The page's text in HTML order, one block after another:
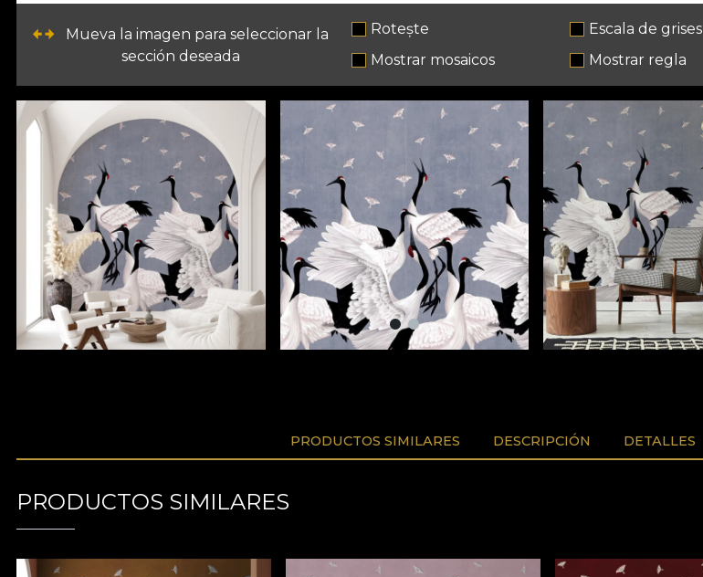
Mueva la imagen para seleccionar la
sección deseada
Rotește
Escala de grises
Mostrar mosaicos
Mostrar regla
PRODUCTOS SIMILARES DESCRIPCIÓN DETALLES
PRODUCTOS SIMILARES